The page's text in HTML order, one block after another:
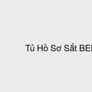
Tủ Hồ Sơ Sắt